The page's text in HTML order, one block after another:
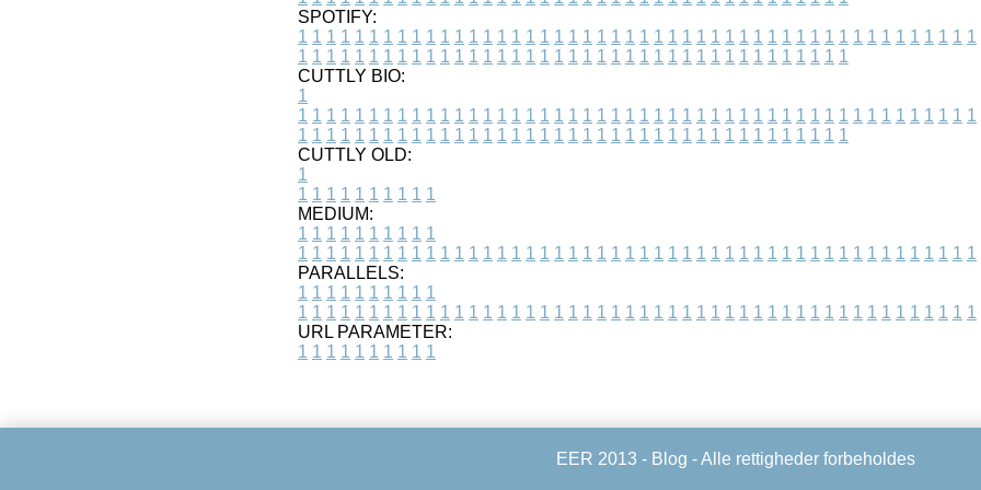
SPOTIFY:
1 1 1 1 1 1 1 1 1 1 1 1 1 1 1 1 1 1 1 1 1 1 1 1 1 1 1 1 1 1 1 1 1 1 1 1 1 1 1 1 1 1 1 1 1 1 1 1
1 1 1 1 1 1 1 1 1 1 1 1 1 1 1 1 1 1 1 1 1 1 1 1 1 1 1 1 1 1 1 1 1 1 1 1 1 1 1
CUTTLY BIO:
1
1 1 1 1 1 1 1 1 1 1 1 1 1 1 1 1 1 1 1 1 1 1 1 1 1 1 1 1 1 1 1 1 1 1 1 1 1 1 1 1 1 1 1 1 1 1 1 1
1 1 1 1 1 1 1 1 1 1 1 1 1 1 1 1 1 1 1 1 1 1 1 1 1 1 1 1 1 1 1 1 1 1 1 1 1 1 1
CUTTLY OLD:
1
1 1 1 1 1 1 1 1 1 1
MEDIUM:
1 1 1 1 1 1 1 1 1 1
1 1 1 1 1 1 1 1 1 1 1 1 1 1 1 1 1 1 1 1 1 1 1 1 1 1 1 1 1 1 1 1 1 1 1 1 1 1 1 1 1 1 1 1 1 1 1 1
PARALLELS:
1 1 1 1 1 1 1 1 1 1
1 1 1 1 1 1 1 1 1 1 1 1 1 1 1 1 1 1 1 1 1 1 1 1 1 1 1 1 1 1 1 1 1 1 1 1 1 1 1 1 1 1 1 1 1 1 1 1
URL PARAMETER:
1 1 1 1 1 1 1 1 1 1
EER 2013 - Blog - Alle rettigheder forbeholdes